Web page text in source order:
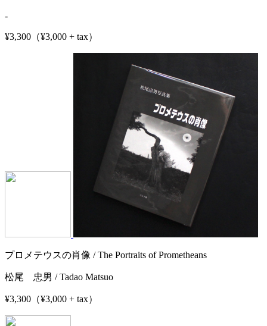
-
¥3,300（¥3,000 + tax）
プロメテウスの肖像 / The Portraits of Prometheans
松尾 忠男 / Tadao Matsuo
¥3,300（¥3,000 + tax）